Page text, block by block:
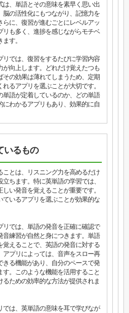
、単語とその意味を素早く思い出
脳の活性化にもつながり、記憶力を
に、復習が進むごとにレベルアッ
リも多く、進捗を感じながらモチベ
す。
リでは、復習をするたびに学習内容
向上します。どれだけ覚えたつも
その効果は薄れてしまうため、定期
るアプリを選ぶことが大切です。
単語が定着しているのか、どの単語
わかるアプリもあり、効果的に自
いるもの
ことは、リスニング力を高めるだけ
ちます。特に英単語の学習では、
い発音を覚えることが重要です。
ているアプリを選ぶことが効果的な
リでは、単語の発音を正確に確認で
音練習が自然と身につきます。単語
覚えることで、英語の発音に対する
アプリによっては、音声をスロー再
きる機能があり、自分のペースで発
。このような機能を活用すること
ための効率的な方法が提供されま
では、英単語の意味を耳で学びなが